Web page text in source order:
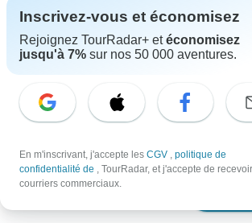
À partir de
Voir
À partir du Samedi Jusqu'au
S'inscrire pour réaliser des économies
Inscrivez-vous et économisez
Rejoignez TourRadar+ etéconomisez
jusqu'à 7% sur nos 50 000 aventures.
En m'inscrivant, j'accepte les CGV , politique de
confidentialité de , TourRadar, et j'accepte de
courriers commerciaux.